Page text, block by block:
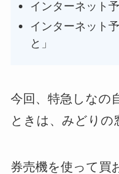
インターネット
インターネット
と」
今回、特急しなの
ときは、みどりの
券売機を使って買